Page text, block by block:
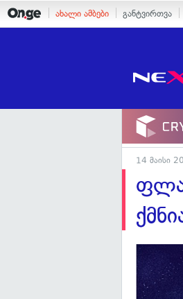
ახალი ამბები განტვირთვა
14 მაისი